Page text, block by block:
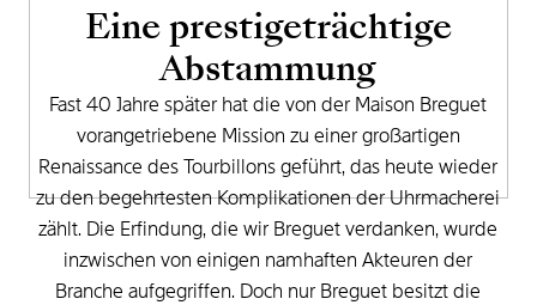
Eineprestigeträchtige
Abstammung
Fast 40 Jahre später hat die von der Maison Breguet
vorangetriebene Mission zu einergroßartigen
Renaissance des Tourbillons geführt, das heute wieder
zudenbegehrtestenKomplikationenderUhrmacherei
zählt. Die Erfindung, die wir Breguet verdanken, wurde
inzwischen von einigen namhaften Akteuren der
Branche aufgegriffen. Doch nur Breguet besitzt die